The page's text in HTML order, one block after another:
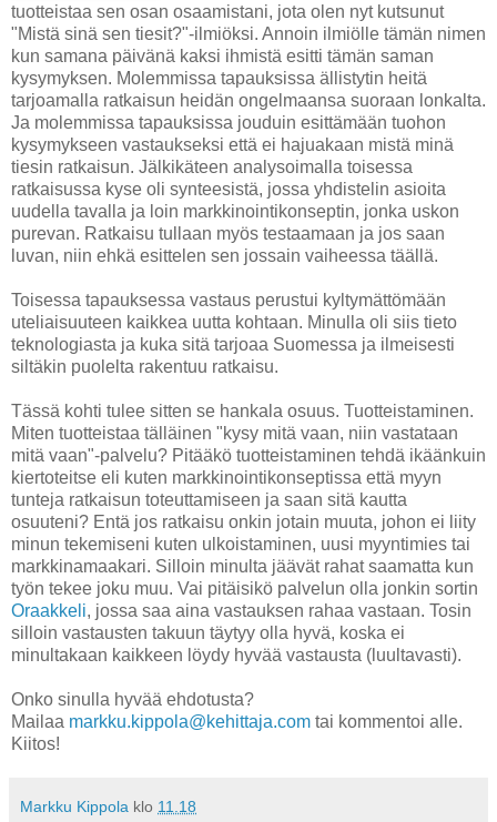
tuotteistaa sen osan osaamistani, jota olen nyt kutsunut
"Mistä sinä sen tiesit?"-ilmiöksi. Annoin ilmiölle tämän nimen
kun samana päivänä kaksi ihmistä esitti tämän saman
kysymyksen. Molemmissa tapauksissa ällistytin heitä
tarjoamalla ratkaisun heidän ongelmaansa suoraan lonkalta.
Ja molemmissa tapauksissa jouduin esittämään tuohon
kysymykseen vastaukseksi että ei hajuakaan mistä minä
tiesin ratkaisun. Jälkikäteen analysoimalla toisessa
ratkaisussa kyse oli synteesistä, jossa yhdistelin asioita
uudella tavalla ja loin markkinointikonseptin, jonka uskon
purevan. Ratkaisu tullaan myös testaamaan ja jos saan
luvan, niin ehkä esittelen sen jossain vaiheessa täällä.
Toisessa tapauksessa vastaus perustui kyltymättömään
uteliaisuuteen kaikkea uutta kohtaan. Minulla oli siis tieto
teknologiasta ja kuka sitä tarjoaa Suomessa ja ilmeisesti
siltäkin puolelta rakentuu ratkaisu.
Tässä kohti tulee sitten se hankala osuus. Tuotteistaminen.
Miten tuotteistaa tälläinen "kysy mitä vaan, niin vastataan
mitä vaan"-palvelu? Pitääkö tuotteistaminen tehdä ikäänkuin
kiertoteitse eli kuten markkinointikonseptissa että myyn
tunteja ratkaisun toteuttamiseen ja saan sitä kautta
osuuteni? Entä jos ratkaisu onkin jotain muuta, johon ei liity
minun tekemiseni kuten ulkoistaminen, uusi myyntimies tai
markkinamaakari. Silloin minulta jäävät rahat saamatta kun
työn tekee joku muu. Vai pitäisikö palvelun olla jonkin sortin
Oraakkeli, jossa saa aina vastauksen rahaa vastaan. Tosin
silloin vastausten takuun täytyy olla hyvä, koska ei
minultakaan kaikkeen löydy hyvää vastausta (luultavasti).
Onko sinulla hyvää ehdotusta?
Mailaa markku.kippola@kehittaja.com tai kommentoi alle.
Kiitos!
Markku Kippola klo 11.18